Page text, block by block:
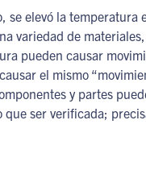
se elevó la
variedad de
pueden causar
el mismo
y partes
ser verificada;